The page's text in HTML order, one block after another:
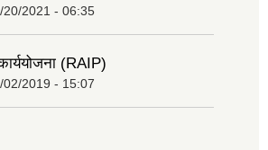
20/2021 - 06:35
(RAIP)
02/2019 - 15:07